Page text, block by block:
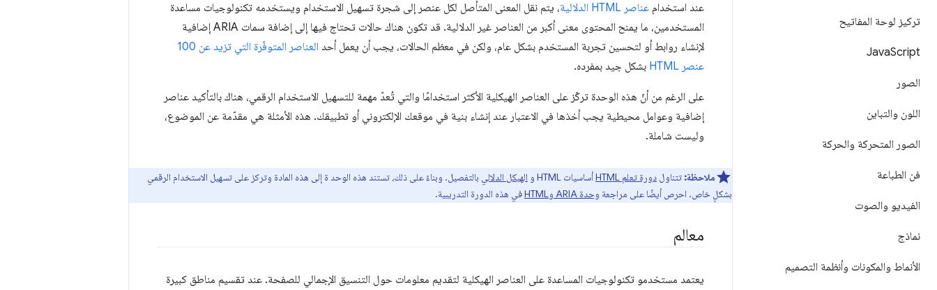
تركيز لوحة المفاتيح
JavaScript
الصور
اللون والتباين
الصور المتحركة والحركة
فن الطباعة
الفيديو والصوت
نماذج
الأنماط والمكونات وأنظمة التصميم
عند استخدام عناصر HTML الدلالية
، يتم نقل المعنى المتأصل لكل عنصر إلى شجرة تسهيل الاستخدام ويستخدمه تكنولوجيات مساعدة
المستخدمين، ما يمنح المحتوى معنى أكبر من العناصر غير الدلالية. قد تكون هناك حالات تحتاج فيها إلى إضافة سمات ARIA إضافية
لإنشاء روابط أو لتحسين تجربة المستخدم بشكل عام، ولكن في معظم الحالات، يجب أن يعمل أحد
العناصر المتوفّرة التي تزيد عن 100
عنصر HTML
بشكل جيد بمفرده.
على الرغم من أنّ هذه الوحدة تركّز على العناصر الهيكلية الأكثر استخدامًا والتي تُعدّ مهمة للتسهيل الاستخدام الرقمي، هناك بالتأكيد عناصر
إضافية وعوامل محيطية يجب أخذها في الاعتبار عند إنشاء بنية في موقعك الإلكتروني أو تطبيقك. هذه الأمثلة هي مقدّمة عن الموضوع،
وليست شاملة.
ملاحظة: تتناول دورة تعلم HTML أساسيات HTML و الهيكل الدلالي بالتفصيل. وبناءً على ذلك، تستند هذه الوحد ة إلى هذه المادة وتركز على تسهيل الاستخدام الرقمي
بشكلٍ خاص. احرص أيضًا على مراجعة وحدة ARIA وHTML في هذه الدورة التدريبية.
معالم
يعتمد مستخدمو تكنولوجيات المساعدة على العناصر الهيكلية لتقديم معلومات حول التنسيق الإجمالي للصفحة. عند تقسيم مناطق كبيرة